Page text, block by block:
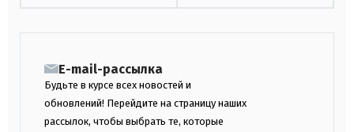
E-mail-рассылка
Будьте в курсе всех новостей и
обновлений! Перейдите на страницу наших
рассылок, чтобы выбрать те, которые